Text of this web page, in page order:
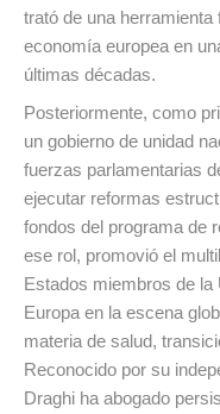
trató de una
economía europea en
últimas décadas.
Posteriormente, como
un gobierno de unidad
fuerzas parlamentarias
ejecutar reformas
fondos del programa de
ese rol, promovió el
Estados miembros de la
Europa en la escena
materia de salud,
Reconocido por su
Draghi ha abogado